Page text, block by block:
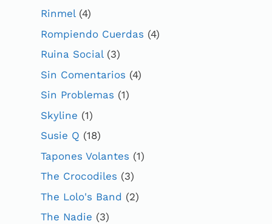
Rinmel(4)
Rompiendo Cuerdas (4)
Ruina Social(3)
Sin Comentarios (4)
Sin Problemas (1)
Skyline (1)
Susie Q (18)
Tapones Volantes (1)
The Crocodiles (3)
The Lolo's Band (2)
The Nadie (3)